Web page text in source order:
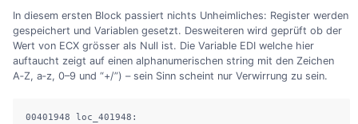
In diesem ersten Block passiert nichts Unheimliches: Register werden
gespeichert und Variablen gesetzt. Desweiteren wird geprüft ob der
Wert von ECX grösser als Null ist. Die Variable EDI welche hier
auftaucht zeigt auf einen alphanumerischen string mit den Zeichen
A‑Z, a‑z, 0–9 und “+/”) – sein Sinn scheint nur Verwirrung zu sein.
00401948 loc_401948: